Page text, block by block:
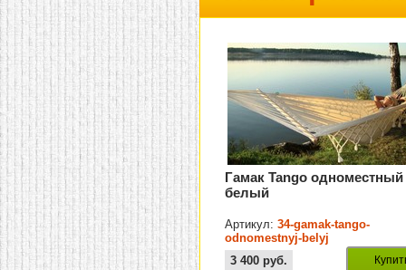
Гамак Tango одноместный
белый
Артикул:34-gamak-tango-
odnomestnyj-belyj
3 400 руб.